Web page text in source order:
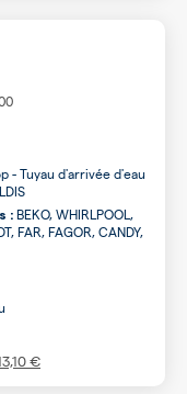
- Tuyau d'arrivée d'eau
: BEKO, WHIRLPOOL,
FAR, FAGOR, CANDY,
€